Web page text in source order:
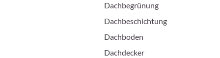
Dachbegrünung
Dachbeschichtung
Dachboden
Dachdecker